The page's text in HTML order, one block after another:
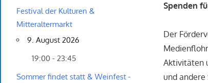
Spenden
Der
Aktivitäten
und andere
Festival der Kulturen &
Mitteraltermarkt
9. August 2026
19:00 - 23:45
Sommer findet statt & Weinfest -